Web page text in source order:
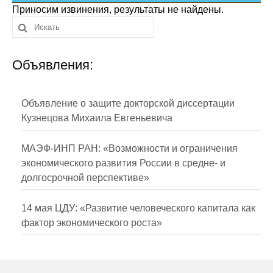
Сотрудники
Отчетность
Противодействие коррупции
Публикации
Научная жизнь
Издания
Проблемы прогнозирования
О журнале
Приносим извинения, результаты не найдены.
Объявления:
Объявление о защите докторской диссертации
Кузнецова Михаила Евгеньевича
МАЭФ-ИНП РАН: «Возможности и ограничения
экономического развития России в средне- и
долгосрочной перспективе»
14 мая ЦДУ: «Развитие человеческого капитала как
фактор экономического роста»